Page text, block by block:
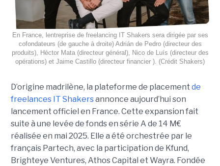
En France, lentreprise de freelancing IT Shakers sera dirigée par ses
cofondateurs (de gauche à droite) Adrián de Pedro (directeur des
produits), Héctor Mata (directeur général), Nico de Luís (directeur des
opérations) et Jaime Castillo (directeur financier ). (Crédit Shakers)
D’origine madrilène, la plateforme de placement de
freelances IT Shakersannonce aujourd’hui son
lancement officiel en France. Cette expansion fait
suite à une levée de fonds en série A de 14 M€
réalisée en mai 2025. Elle a été orchestrée par le
français Partech, avec la participation de Kfund,
Brighteye Ventures, Athos Capital et Wayra. Fondée